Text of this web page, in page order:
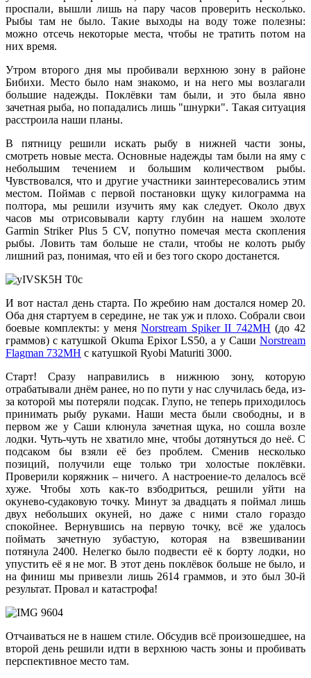
проспали, вышли лишь на пару часов проверить несколько.
Рыбы там не было. Такие выходы на воду тоже полезны:
можно отсечь некоторые места, чтобы не тратить потом на
них время.
Утром второго дня мы пробивали верхнюю зону в районе
Бибихи. Место было нам знакомо, и на него мы возлагали
большие надежды. Поклёвки там были, и это была явно
зачетная рыба, но попадались лишь "шнурки". Такая ситуация
расстроила наши планы.
В пятницу решили искать рыбу в нижней части зоны,
смотреть новые места. Основные надежды там были на яму с
небольшим течением и большим количеством рыбы.
Чувствовался, что и другие участники заинтересовались этим
местом. Поймав с первой постановки щуку килограмма на
полтора, мы решили изучить яму как следует. Около двух
часов мы отрисовывали карту глубин на нашем эхолоте
Garmin Striker Plus 5 CV, попутно помечая места скопления
рыбы. Ловить там больше не стали, чтобы не колоть рыбу
лишний раз, понимая, что ей и без того скоро достанется.
И вот настал день старта. По жребию нам достался номер 20.
Оба дня стартуем в середине, не так уж и плохо. Собрали свои
боевые комплекты: у меняNorstream Spiker II 742MH (до 42
граммов) с катушкой Okuma Epixor LS50, а у Саши Norstream
Flagman 732MH с катушкой Ryobi Maturiti 3000.
Старт! Сразу направились в нижнюю зону, которую
отрабатывали днём ранее, но по пути у нас случилась беда, из-
за которой мы потеряли подсак. Глупо, не теперь приходилось
принимать рыбу руками. Наши места были свободны, и в
первом же у Саши клюнула зачетная щука, но сошла возле
лодки. Чуть-чуть не хватило мне, чтобы дотянуться до неё. С
подсаком бы взяли её без проблем. Сменив несколько
позиций, получили еще только три холостые поклёвки.
Проверили коряжник – ничего. А настроение-то делалось всё
хуже. Чтобы хоть как-то взбодриться, решили уйти на
окунево-судаковую точку. Минут за двадцать я поймал лишь
двух небольших окуней, но даже с ними стало гораздо
спокойнее. Вернувшись на первую точку, всё же удалось
поймать зачетную зубастую, которая на взвешивании
потянула 2400. Нелегко было подвести её к борту лодки, но
упустить её я не мог. В этот день поклёвок больше не было, и
на финиш мы привезли лишь 2614 граммов, и это был 30-й
результат. Провал и катастрофа!
Отчаиваться не в нашем стиле. Обсудив всё произошедшее, на
второй день решили идти в верхнюю часть зоны и пробивать
перспективное место там.